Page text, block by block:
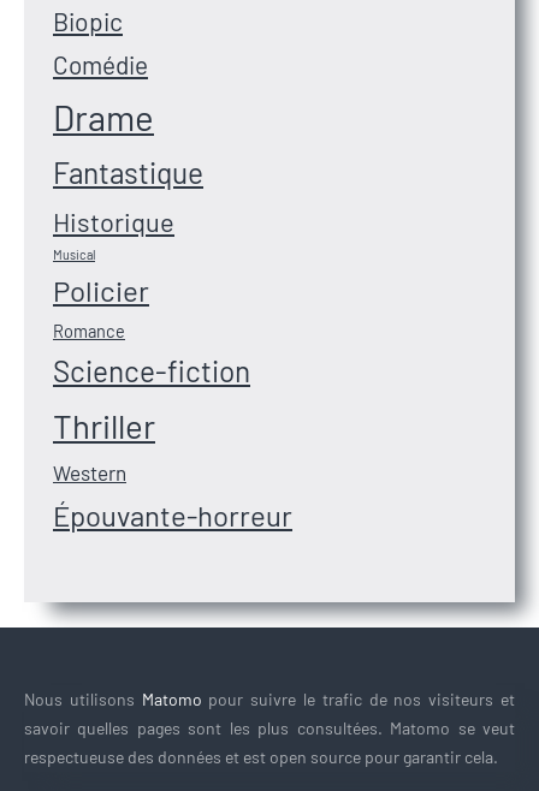
Biopic
Comédie
Drame
Fantastique
Historique
Musical
Policier
Romance
Science-fiction
Thriller
Western
Épouvante-horreur
Nous utilisons Matomo pour suivre le trafic de nos visiteurs et
savoir quelles pages sont les plus consultées. Matomo se veut
respectueuse des données et est open source pour garantir cela.